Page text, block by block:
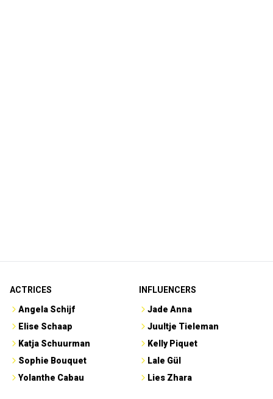
ACTRICES
Angela Schijf
Elise Schaap
Katja Schuurman
Sophie Bouquet
Yolanthe Cabau
INFLUENCERS
Jade Anna
Juultje Tieleman
Kelly Piquet
Lale Gül
Lies Zhara